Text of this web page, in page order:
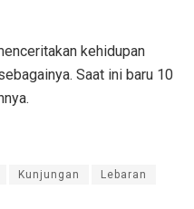
kehidupan
Saat ini baru 10
Kunjungan Lebaran